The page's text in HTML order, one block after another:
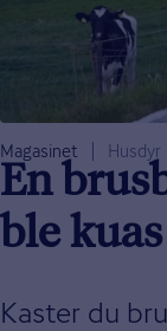
Magasinet Husdyr
En
ble
Kaster du